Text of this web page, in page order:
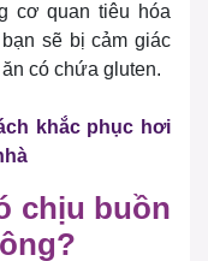
cơ quan tiêu hóa
sẽ bị cảm giác
có chứa gluten.
khắc phục hơi
chịu buồn